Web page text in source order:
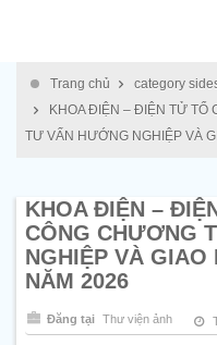
Trang chủ
category
KHOA ĐIỆN – ĐIỆN TỬ TỔ
TƯ VẤN HƯỚNG NGHIỆP VÀ
KHOA ĐIỆN –
CÔNG CHƯƠNG
NGHIỆP VÀ GIAO
NĂM 2026
Đăng tại Thư viện ảnh